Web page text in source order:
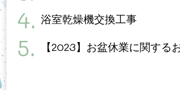
浴室乾燥機交換工事
【2023】お盆休業に関する